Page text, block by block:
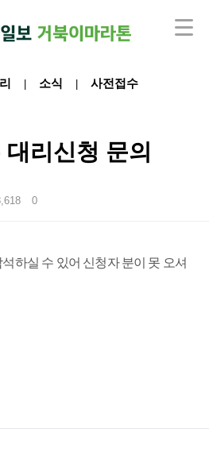
소식 사전접수
리신청 문의
0
하실 수 있어 신청자 분이 못 오셔